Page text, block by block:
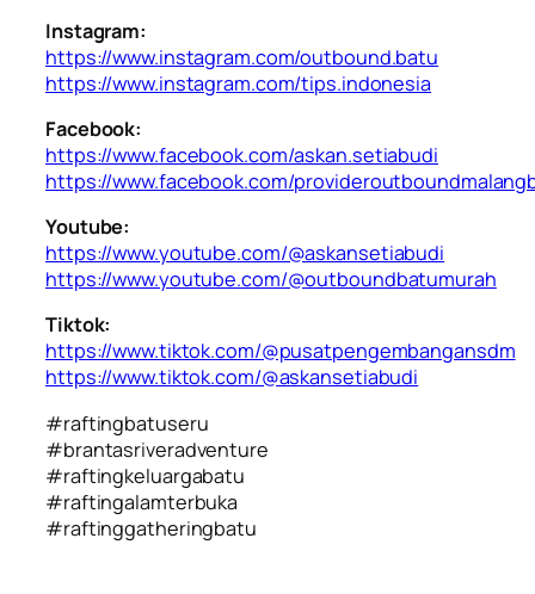
Instagram:
https://www.instagram.com/outbound.batu
https://www.instagram.com/tips.indonesia
Facebook:
https://www.facebook.com/askan.setiabudi
https://www.facebook.com/
Youtube:
https://www.youtube.com/@askansetiabudi
https://www.youtube.com/@outboundbatumurah
Tiktok:
https://www.tiktok.com/@pusatpengembangansdm
https://www.tiktok.com/@askansetiabudi
#raftingbatuseru
#brantasriveradventure
#raftingkeluargabatu
#raftingalamterbuka
#raftinggatheringbatu